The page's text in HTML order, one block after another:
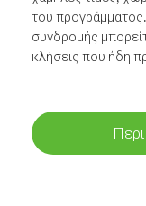
του
συνδρομής
κλήσεις που ήδη